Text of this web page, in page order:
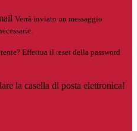
Verrà inviato un messaggio
Effettua il reset della password
la casella di posta elettronica!